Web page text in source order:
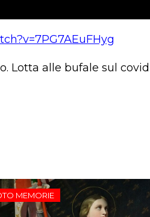
Lotta alle bufale sul
MEMORIE